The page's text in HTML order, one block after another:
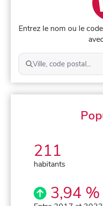
Entrez le nom ou le
Ville, code postal...
211
habitants
3,94 %